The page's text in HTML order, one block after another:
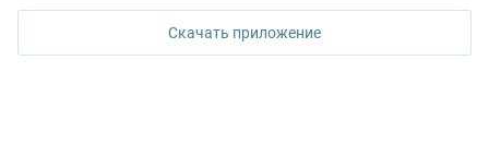
ул. Горького, 65, 0 подъезд, 3 этаж
Скачать приложение